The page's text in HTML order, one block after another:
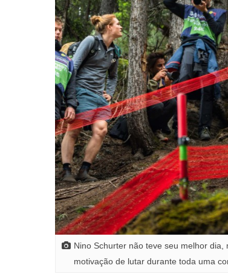
Nino Schurter não teve seu melhor
motivação de lutar durante toda uma